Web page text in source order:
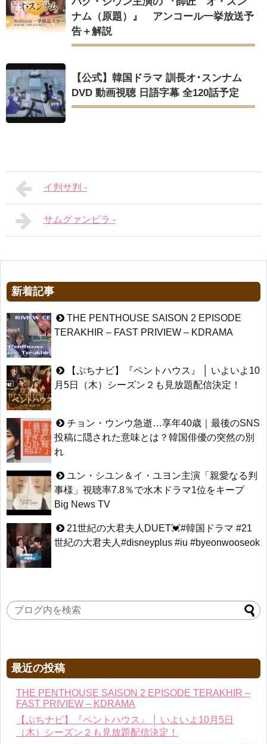
ナム（原題）』 アンコール一挙放送予
告＋解説
【公式】韓国ドラマ 訓長オ･スンナム
DVD 動画視聴 日語字幕 全120話予定
イ判サ判 -
サムグァンビラ -
新着記事
THE PENTHOUSE SAISON 2 EPISODE
TERAKHIR – FAST PRIVIEW – KDRAMA
【ぷちナビ】『ペントハウス』 │ いよいよ10
月5日（木）シーズン２も見放題配信決定！
チョン・ウンウ急逝…享年40歳｜最後のSNS
投稿に隠された意味とは？韓国俳優の突然の別
れ
ユン・シユン＆イ・ユヨン主演「親愛なる判
事様」視聴率7.8％で水木ドラマ1位をキープ
Big News TV
21世紀の大君夫人DUET💓#韓国ドラマ #21
世紀の大君夫人#disneyplus #iu #byeonwooseok
最近の投稿
THE PENTHOUSE SAISON 2 EPISODE TERAKHIR –
FAST PRIVIEW – KDRAMA
【ぷちナビ】『ペントハウス』 │ いよいよ10月5日
（木）シーズン２も見放題配信決定！